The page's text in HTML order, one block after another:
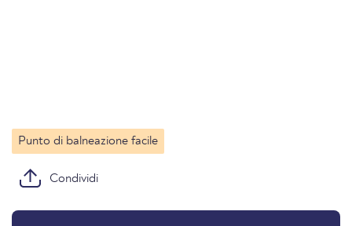
Punto di balneazione facile
Condividi